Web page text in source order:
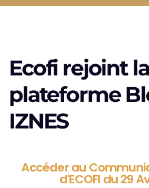
Ecofi rejoint la
plateforme
IZNES
Accéder au
d'ECOFI du 29